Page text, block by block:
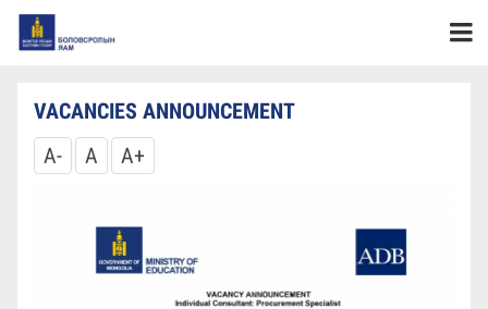
VACANCIES ANNOUNCEMENT
A-
A A+